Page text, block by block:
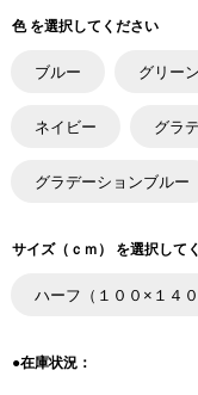
色 を選択してください
ブルー グリーン
ネイビー グラ
グラデーションブルー
サイズ（ｃｍ） を選択して
ハーフ（１００×１４０
●在庫状況：